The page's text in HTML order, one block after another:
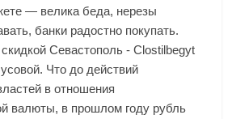
— велика беда, нерезы
банки радостно покупать.
Севастополь - Clostilbegyt
Что до действий
в отношения
валюты, в прошлом году рубль